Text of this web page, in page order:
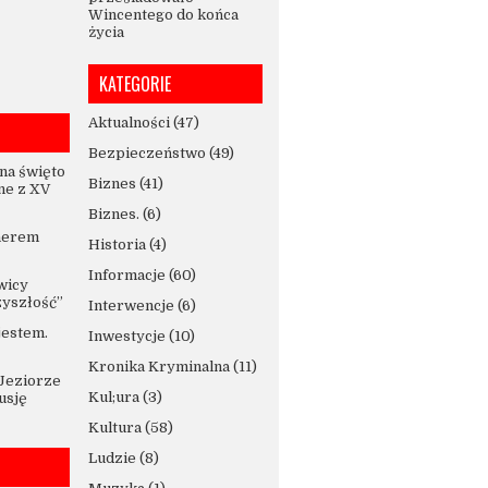
święto
z XV
Wincentego do końca
życia
KATEGORIE
Aktualności (47)
Bezpieczeństwo (49)
Biznes (41)
Biznes. (6)
Historia (4)
Informacje (60)
Interwencje (6)
Inwestycje (10)
Kronika Kryminalna (11)
Kul;ura (3)
Kultura (58)
Ludzie (8)